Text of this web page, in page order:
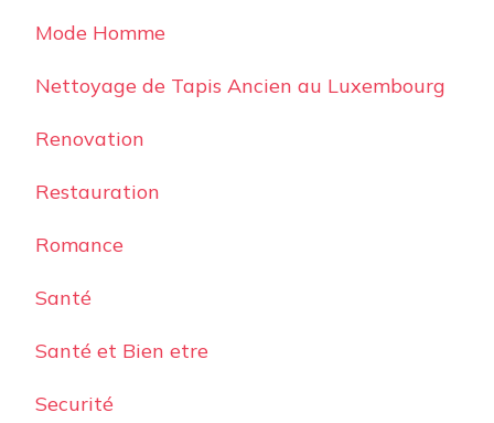
Mode Homme
Nettoyage de Tapis Ancien au Luxembourg
Renovation
Restauration
Romance
Santé
Santé et Bien etre
Securité